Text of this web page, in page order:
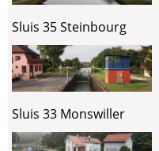
Sluis 35 Steinbourg
Sluis 33 Monswiller